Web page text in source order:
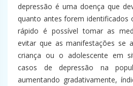
depressão é uma doença que
quanto antes forem identificados
rápido é possível tomar as
evitar que as manifestações se
criança ou o adolescente em
casos de depressão na
aumentando gradativamente,